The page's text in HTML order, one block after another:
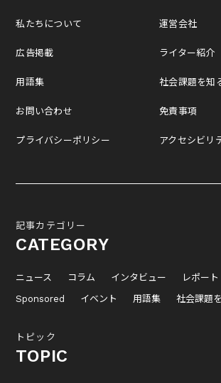
私たちについて
広告掲載
用語集
お問い合わせ
プライバシーポリシー
運営会社
ライター紹介
社会課題を知
免責事項
アクセシビリ
記事カテゴリー
CATEGORY
ニュース コラム インタビュー レポート
Sponsored
イベント 用語集 社会課題
トピック
TOPIC